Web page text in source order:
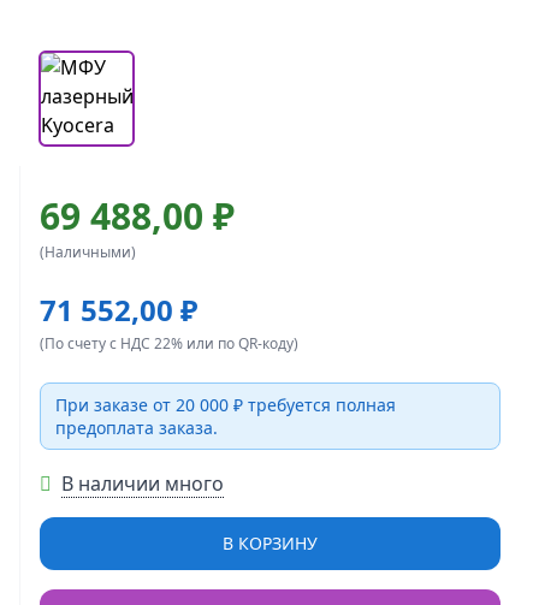
69 488,00 ₽
(Наличными)
71 552,00 ₽
(По счету с НДС 22% или по QR-коду)
При заказе от 20 000 ₽ требуется полная
предоплата заказа.
В наличии много
В КОРЗИНУ